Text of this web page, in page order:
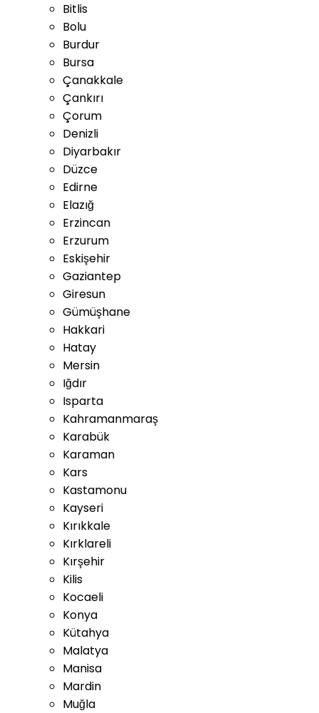
Bitlis
Bolu
Burdur
Bursa
Çanakkale
Çankırı
Çorum
Denizli
Diyarbakır
Düzce
Edirne
Elazığ
Erzincan
Erzurum
Eskişehir
Gaziantep
Giresun
Gümüşhane
Hakkari
Hatay
Mersin
Iğdır
Isparta
Kahramanmaraş
Karabük
Karaman
Kars
Kastamonu
Kayseri
Kırıkkale
Kırklareli
Kırşehir
Kilis
Kocaeli
Konya
Kütahya
Malatya
Manisa
Mardin
Muğla